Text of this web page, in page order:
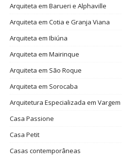
Arquiteta em Barueri e Alphaville
Arquiteta em Cotia e Granja Viana
Arquiteta em Ibiúna
Arquiteta em Mairinque
Arquiteta em São Roque
Arquiteta em Sorocaba
Arquitetura Especializada em
Casa Passione
Casa Petit
Casas contemporâneas